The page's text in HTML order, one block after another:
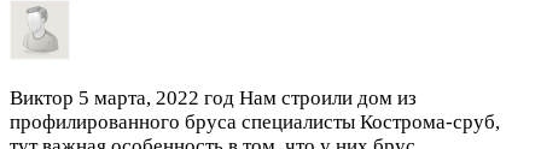
Виктор 5 марта, 2022 год Нам строили дом из
профилированного бруса специалисты Кострома-сруб,